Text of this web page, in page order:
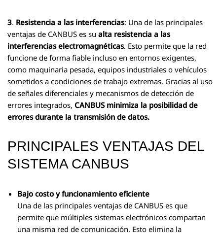
3. Resistencia a las interferencias: Una de las principales
ventajas de CANBUS es su alta resistencia a las
interferencias electromagnéticas. Esto permite que la red
funcione de forma fiable incluso en entornos exigentes,
como maquinaria pesada, equipos industriales o vehículos
sometidos a condiciones de trabajo extremas. Gracias al uso
de señales diferenciales y mecanismos de detección de
errores integrados, CANBUS minimiza la posibilidad de
errores durante la transmisión de datos.
PRINCIPALES VENTAJAS DEL
SISTEMA CANBUS
Bajo costo y funcionamiento eficiente
Una de las principales ventajas de CANBUS es que
permite que múltiples sistemas electrónicos compartan
una misma red de comunicación. Esto elimina la